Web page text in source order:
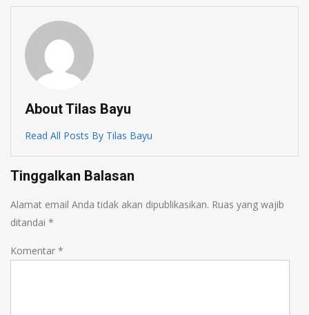
About Tilas Bayu
Read All Posts By Tilas Bayu
Tinggalkan Balasan
Alamat email Anda tidak akan dipublikasikan. Ruas yang wajib
ditandai *
Komentar *